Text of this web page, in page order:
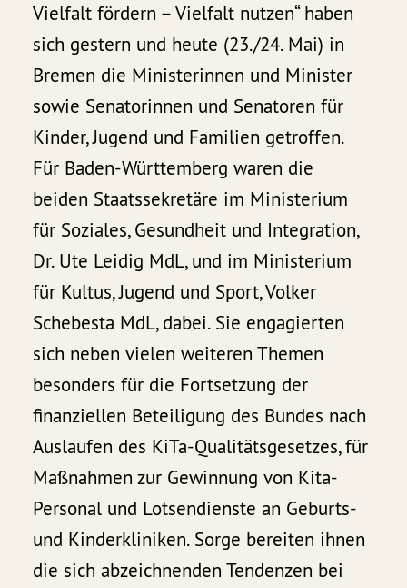
Vielfalt fördern – Vielfalt nutzen“ haben
sich gestern und heute (23./24. Mai) in
Bremen die Ministerinnen und Minister
sowie Senatorinnen und Senatoren für
Kinder, Jugend und Familien getroffen.
Für Baden-Württemberg waren die
beiden Staatssekretäre im Ministerium
für Soziales, Gesundheit und Integration,
Dr. Ute Leidig MdL, und im Ministerium
für Kultus, Jugend und Sport, Volker
Schebesta MdL, dabei. Sie engagierten
sich neben vielen weiteren Themen
besonders für die Fortsetzung der
finanziellen Beteiligung des Bundes nach
Auslaufen des KiTa-Qualitätsgesetzes, für
Maßnahmen zur Gewinnung von Kita-
Personal und Lotsendienste an Geburts-
und Kinderkliniken. Sorge bereiten ihnen
die sich abzeichnenden Tendenzen bei